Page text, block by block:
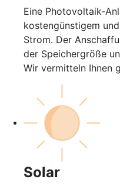
Eine Photovoltaik-
kostengünstigem
Strom. Der
der Speichergröße
Wir vermitteln Ihnen
Solar